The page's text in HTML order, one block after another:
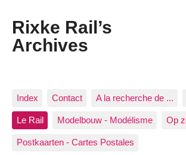
Rixke Rail’s
Archives
Index Contact A la recherche de ...
Le Rail Modelbouw - Modélisme Op
Postkaarten - Cartes Postales